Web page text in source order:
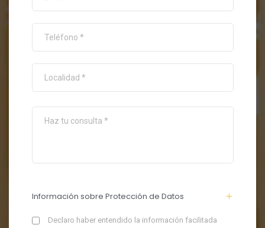
Información sobre Protección de Datos
Declaro haber entendido la información facilitada